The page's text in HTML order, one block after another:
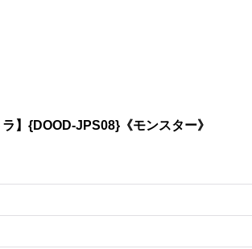
】{DOOD-JPS08}《モンスター》